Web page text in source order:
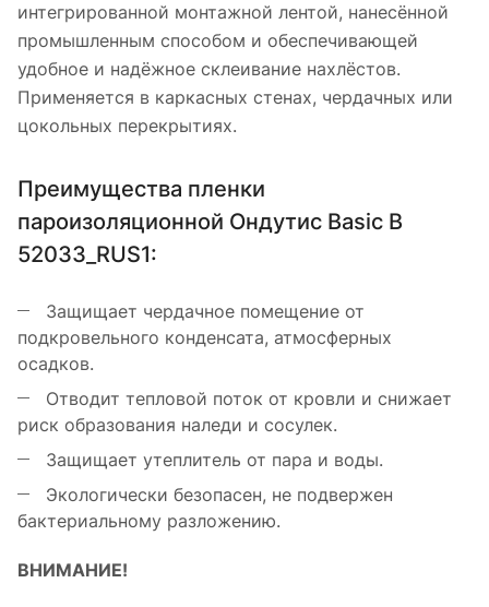
интегрированной монтажной лентой, нанесённой
промышленным способом и обеспечивающей
удобное и надёжное склеивание нахлёстов.
Применяется в каркасных стенах, чердачных или
цокольных перекрытиях.
Преимущества пленки
пароизоляционной Ондутис Basic B
52033_RUS1:
Защищает чердачное помещение от
подкровельного конденсата, атмосферных
осадков.
Отводит тепловой поток от кровли и снижает
риск образования наледи и сосулек.
Защищает утеплитель от пара и воды.
Экологически безопасен, не подвержен
бактериальному разложению.
ВНИМАНИЕ!